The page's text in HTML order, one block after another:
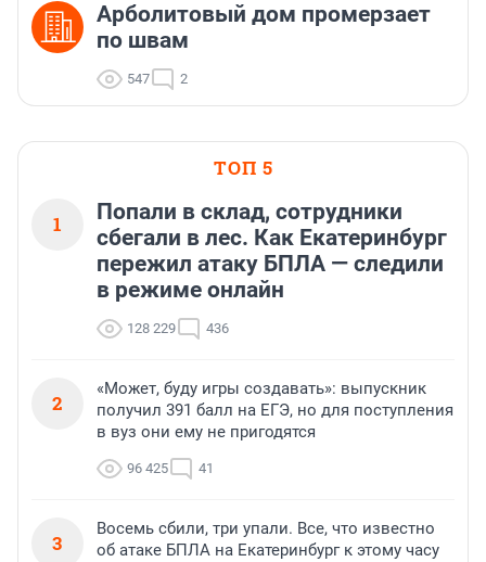
Арболитовый дом промерзает
по швам
547 2
ТОП 5
1
Попали в склад, сотрудники
сбегали в лес. Как Екатеринбург
пережил атаку БПЛА — следили
в режиме онлайн
128 229 436
2
«Может, буду игры создавать»: выпускник
получил 391 балл на ЕГЭ, но для поступления
в вуз они ему не пригодятся
96 425 41
3
Восемь сбили, три упали. Все, что известно
об атаке БПЛА на Екатеринбург к этому часу